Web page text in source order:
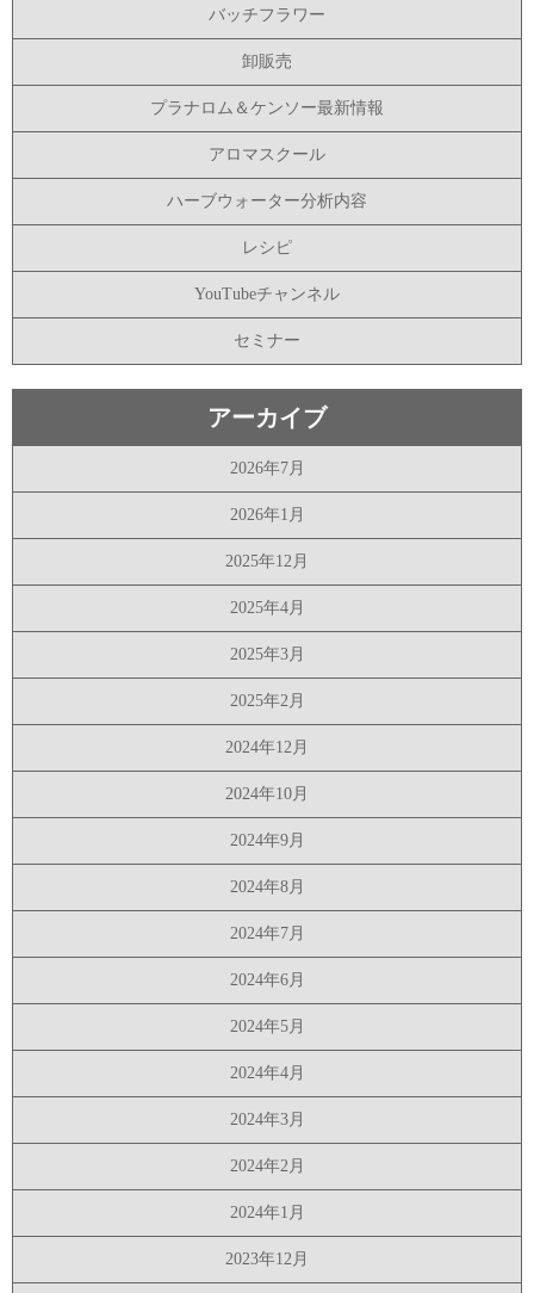
バッチフラワー
卸販売
プラナロム＆ケンソー最新情報
アロマスクール
ハーブウォーター分析内容
レシピ
YouTubeチャンネル
セミナー
アーカイブ
2026年7月
2026年1月
2025年12月
2025年4月
2025年3月
2025年2月
2024年12月
2024年10月
2024年9月
2024年8月
2024年7月
2024年6月
2024年5月
2024年4月
2024年3月
2024年2月
2024年1月
2023年12月